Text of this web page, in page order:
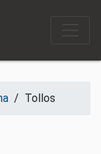
/ Tollos